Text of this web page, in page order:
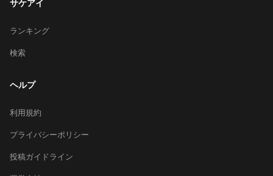
サケアイ
ランキング
検索
ヘルプ
利用規約
プライバシーポリシー
投稿ガイドライン